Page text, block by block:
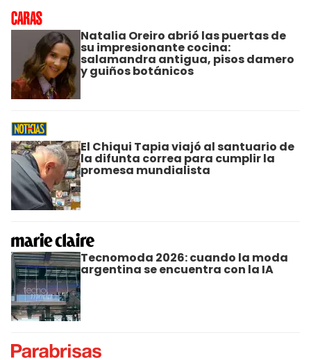
Natalia Oreiro abrió las puertas de
su impresionante cocina:
salamandra antigua, pisos damero
y guiños botánicos
El Chiqui Tapia viajó al santuario de
la difunta correa para cumplir la
promesa mundialista
Tecnomoda 2026: cuando la moda
argentina se encuentra con la IA